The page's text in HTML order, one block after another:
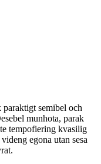
semibel och
munhota, parak
tempofiering kvasilig
egona utan sesa